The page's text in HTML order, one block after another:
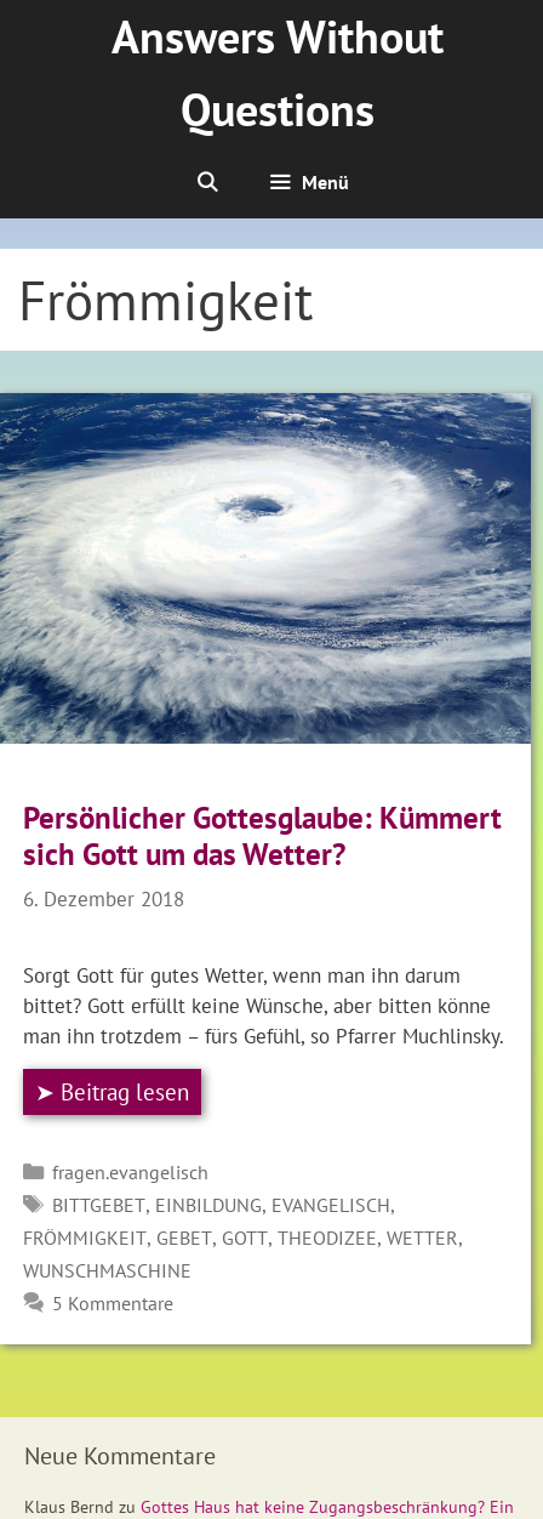
Answers Without
Questions
Menü
Frömmigkeit
Persönlicher Gottesglaube: Kümmert
sich Gott um das Wetter?
6. Dezember 2018
Sorgt Gott für gutes Wetter, wenn man ihn darum
bittet? Gott erfüllt keine Wünsche, aber bitten könne
man ihn trotzdem – fürs Gefühl, so Pfarrer Muchlinsky.
➤ Beitrag lesen
Kategorien
fragen.evangelisch
SCHLAGWÖRTER
BITTGEBET, EINBILDUNG, EVANGELISCH,
FRÖMMIGKEIT, GEBET, GOTT,THEODIZEE,WETTER,
WUNSCHMASCHINE
5 Kommentare
Neue Kommentare
Klaus Bernd zu Gottes Haus hat keine Zugangsbeschränkung? Ein